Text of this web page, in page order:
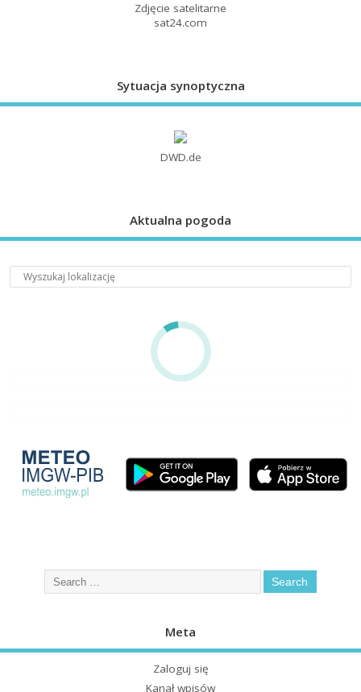
Zdjęcie satelitarne
sat24.com
Sytuacja synoptyczna
DWD.de
Aktualna pogoda
Meta
Zaloguj się
Kanał wpisów